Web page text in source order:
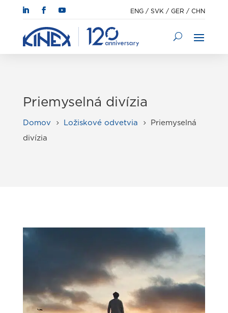
ENG /SVK /GER /CHN
Priemyselná divízia
Domov 5 Ložiskové odvetvia 5
Priemyselná
divízia